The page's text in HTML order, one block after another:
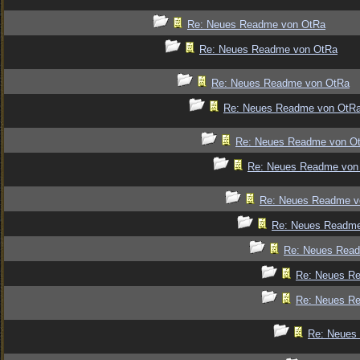
Re: Neues Readme von OtRa
Re: Neues Readme von OtRa
Re: Neues Readme von OtRa
Re: Neues Readme von
Re: Neues Readme von
Re: Neues Readme
Re: Neues Readme
Re: Neues
Re: Neues
Re: Neues
Re: Neues
Re: